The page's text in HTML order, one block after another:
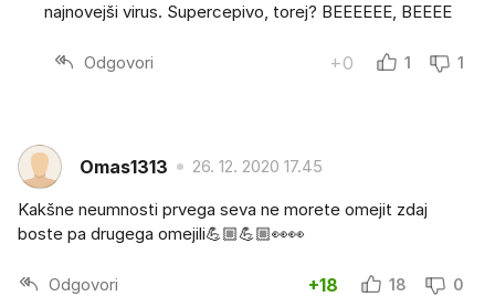
najnovejši virus. Supercepivo, torej? BEEEEEE, BEEEE
Odgovori +0 1 1
Omas1313 26. 12. 2020 17.45
Kakšne neumnosti prvega seva ne morete omejit zdaj
boste pa drugega omejili💪🏼💪🏼👀👀
Odgovori +18 18 0